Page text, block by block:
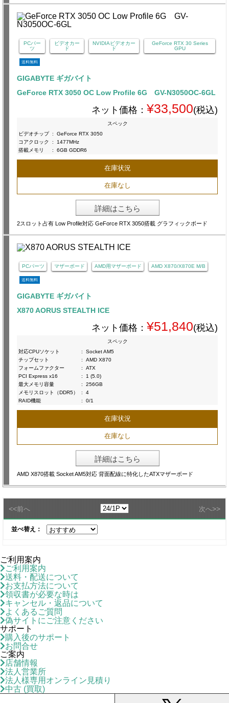
PCパー
ツ
ビデオカー
ド
NVIDIAビデオカー
ド
GeForce RTX 30 Series
GPU
送料無料
GIGABYTE ギガバイト
GeForce RTX 3050 OC Low Profile 6G GV-N3050OC-6GL
ネット価格： ¥33,500(税込)
スペック
ビデオチップ :
GeForce RTX 3050
コアクロック
:
1477MHz
搭載メモリ
: 6GB GDDR6
在庫状況
在庫なし
詳細はこちら
2スロット占有 Low Profile対応 GeForce RTX 3050搭載 グラフィックボード
PCパーツ マザーボード AMD用マザーボード AMD X870/X870E M/B
送料無料
GIGABYTE ギガバイト
X870 AORUS STEALTH ICE
ネット価格： ¥51,840(税込)
スペック
対応CPUソケット
:
Socket AM5
チップセット
:
AMD X870
フォームファクター
:
ATX
PCI Express x16
:
1 (5.0)
最大メモリ容量
:
256GB
メモリスロット（DDR5）
:
4
RAID機能
: 0/1
在庫状況
在庫なし
詳細はこちら
AMD X870搭載 Socket AM5対応 背面配線に特化したATXマザーボード
<<前へ 次へ>>
並べ替え：
ご利用案内
ご利用案内
送料・配送について
お支払方法について
領収書が必要な時は
キャンセル・返品について
よくあるご質問
偽サイトにご注意ください
サポート
購入後のサポート
お問合せ
ご案内
店舗情報
法人営業所
法人様専用オンライン見積り
中古 (買取)